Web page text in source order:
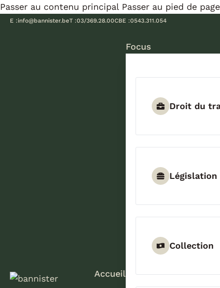
Passer au contenu principal Passer au pied de page
E :info@bannister.beT :03/369.28.00CBE :0543.311.054
Accueil
Focus
Droit du
Collection